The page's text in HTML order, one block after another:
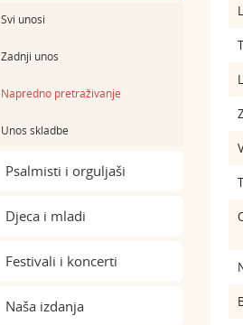
Svi unosi
Zadnji unos
Napredno pretraživanje
Unos skladbe
Psalmisti i orguljaši
Djeca i mladi
Festivali i koncerti
Naša izdanja